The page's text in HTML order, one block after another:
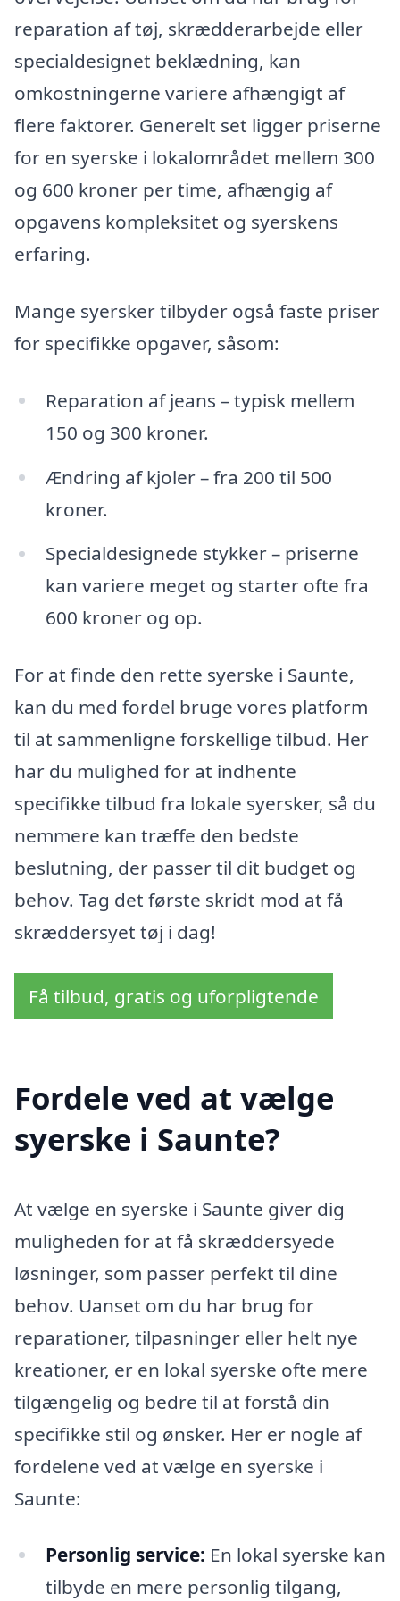
reparation af tøj, skrædderarbejde eller
specialdesignet beklædning, kan
omkostningerne variere afhængigt af
flere faktorer. Generelt set ligger priserne
for en syerske i lokalområdet mellem 300
og 600 kroner per time, afhængig af
opgavens kompleksitet og syerskens
erfaring.
Mange syersker tilbyder også faste priser
for specifikke opgaver, såsom:
Reparation af jeans – typisk mellem
150 og 300 kroner.
Ændring af kjoler – fra 200 til 500
kroner.
Specialdesignede stykker – priserne
kan variere meget og starter ofte fra
600 kroner og op.
For at finde den rette syerske i Saunte,
kan du med fordel bruge vores platform
til at sammenligne forskellige tilbud. Her
har du mulighed for at indhente
specifikke tilbud fra lokale syersker, så du
nemmere kan træffe den bedste
beslutning, der passer til dit budget og
behov. Tag det første skridt mod at få
skræddersyet tøj i dag!
Få tilbud, gratis og uforpligtende
Fordele ved at vælge
syerske i Saunte?
At vælge en syerske i Saunte giver dig
muligheden for at få skræddersyede
løsninger, som passer perfekt til dine
behov. Uanset om du har brug for
reparationer, tilpasninger eller helt nye
kreationer, er en lokal syerske ofte mere
tilgængelig og bedre til at forstå din
specifikke stil og ønsker. Her er nogle af
fordelene ved at vælge en syerske i
Saunte:
Personlig service: En lokal syerske kan
tilbyde en mere personlig tilgang,